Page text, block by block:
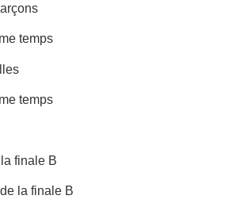
temps
temps
finale B
la finale B